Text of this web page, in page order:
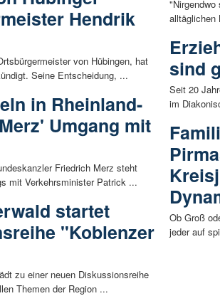
Hendrik
von Hübingen, hat
Seine Entscheidung, ...
in Rheinland-
Umgang mit
Friedrich Merz steht
mit Verkehrsminister Patrick ...
startet
"Koblenzer
zu einer neuen Diskussionsreihe
Themen der Region ...
alltäglichen
sind
Seit 20
im
Ob Groß
jeder auf